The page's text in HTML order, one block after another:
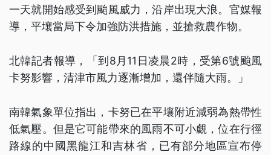
一天就開始感受到颱風威力，沿岸出現大浪。官媒報
導，平壤當局下令加強防洪措施，並搶救農作物。
北韓記者報導，「到8月11日凌晨2時，受第6號颱風
卡努影響，清津市風力逐漸增加，還伴隨大雨。」
南韓氣象單位指出，卡努已在平壤附近減弱為熱帶性
低氣壓。但是它可能帶來的風雨不可小覷，位在行徑
路線的中國黑龍江和吉林省，已有部分地區宣布停